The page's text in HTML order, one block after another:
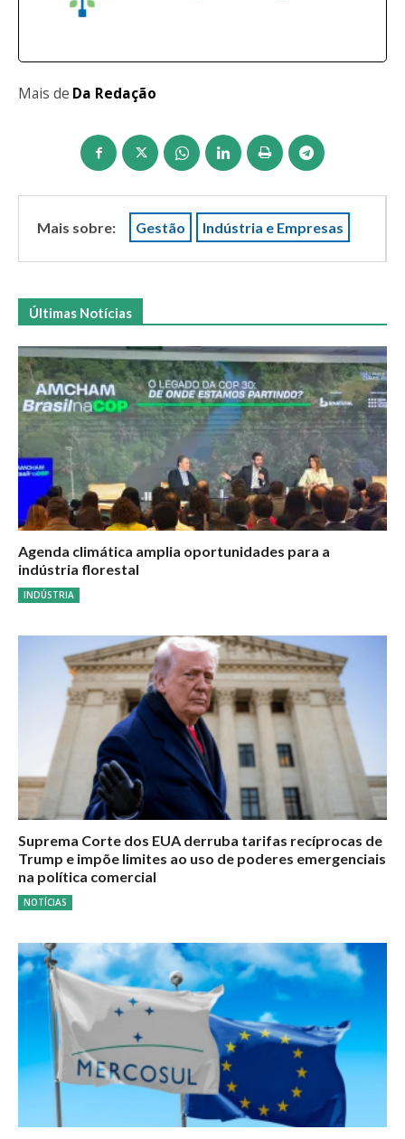
Mais de Da Redação
Mais sobre: Gestão Indústria e Empresas
Últimas Notícias
Agenda climática amplia oportunidades para a
indústria florestal
INDÚSTRIA
Suprema Corte dos EUA derruba tarifas recíprocas de
Trump e impõe limites ao uso de poderes emergenciais
na política comercial
NOTÍCIAS